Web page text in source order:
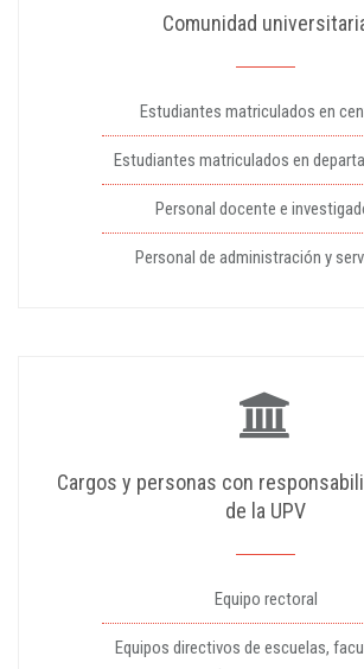
Comunidad
Estudiantes matriculados en
Estudiantes matriculados en
Personal docente e
Personal de administración y
Cargos y personas con
de la UPV
Equipo rectoral
Equipos directivos de escuelas,